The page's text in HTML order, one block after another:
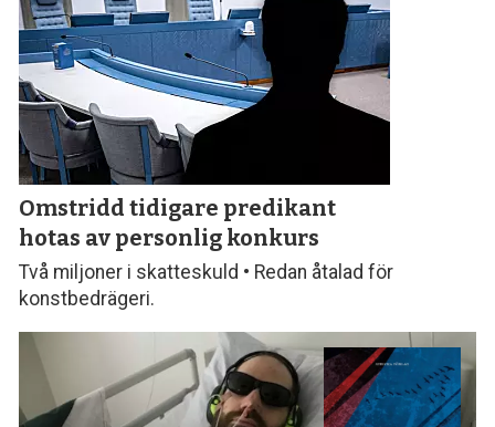
Omstridd tidigare predikant
hotas av personlig konkurs
Två miljoner i skatteskuld • Redan åtalad för
konstbedrägeri.